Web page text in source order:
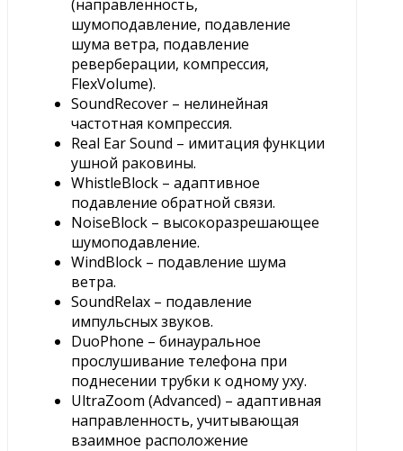
(направленность,
шумоподавление, подавление
шума ветра, подавление
реверберации, компрессия,
FlexVolume).
SoundRecover – нелинейная
частотная компрессия.
Real Ear Sound – имитация функции
ушной раковины.
WhistleBlock – адаптивное
подавление обратной связи.
NoiseBlock – высокоразрешающее
шумоподавление.
WindBlock – подавление шума
ветра.
SoundRelax – подавление
импульсных звуков.
DuoPhone – бинауральное
прослушивание телефона при
поднесении трубки к одному уху.
UltraZoom (Advanced) – адаптивная
направленность, учитывающая
взаимное расположение